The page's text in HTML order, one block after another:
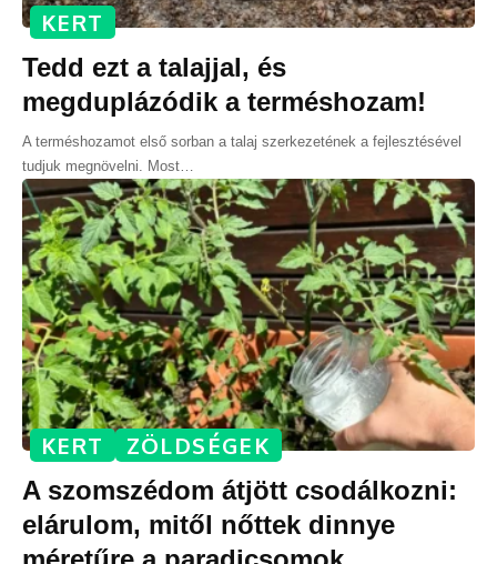
KERT
Tedd ezt a talajjal, és
megduplázódik a terméshozam!
A terméshozamot első sorban a talaj szerkezetének a fejlesztésével
tudjuk megnövelni. Most…
KERT ZÖLDSÉGEK
A szomszédom átjött csodálkozni:
elárulom, mitől nőttek dinnye